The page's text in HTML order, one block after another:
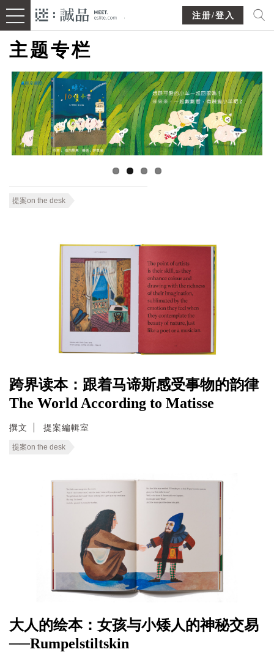
注册/登入
主题专栏
提案on the desk
跨界读本：跟着马谛斯感受事物的韵律
The World According to Matisse
撰文 提案編輯室
提案on the desk
大人的绘本：女孩与小矮人的神秘交易
──Rumpelstiltskin